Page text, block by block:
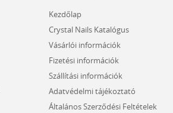
Kezdőlap
Crystal Nails Katalógus
Vásárlói információk
Fizetési információk
Szállítási információk
Adatvédelmi tájékoztató
Általános Szerződési Feltételek